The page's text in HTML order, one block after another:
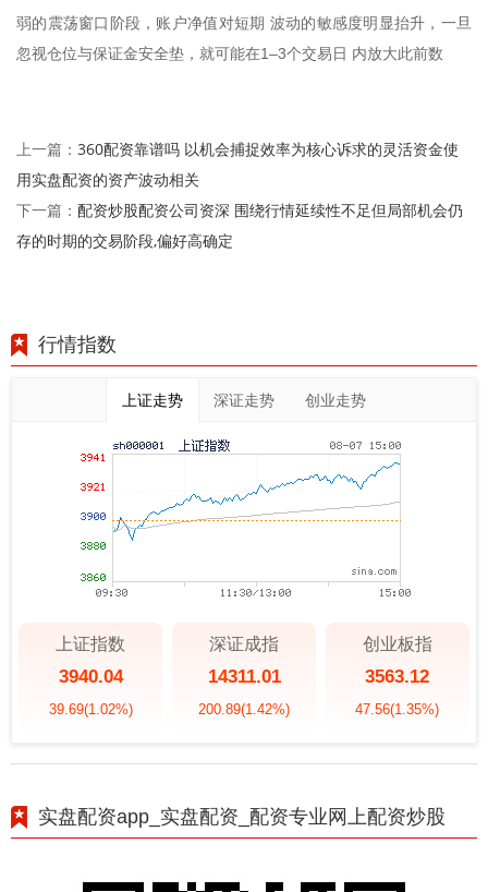
弱的震荡窗口阶段，账户净值对短期 波动的敏感度明显抬升，一旦
忽视仓位与保证金安全垫，就可能在1–3个交易日 内放大此前数
上一篇： 360配资靠谱吗 以机会捕捉效率为核心诉求的灵活资金使
用实盘配资的资产波动相关
下一篇： 配资炒股配资公司资深 围绕行情延续性不足但局部机会仍
存的时期的交易阶段,偏好高确定
行情指数
上证走势 深证走势 创业走势
上证指数
3940.04
39.69(1.02%)
深证成指
14311.01
200.89(1.42%)
创业板指
3563.12
47.56(1.35%)
实盘配资app_实盘配资_配资专业网上配资炒股